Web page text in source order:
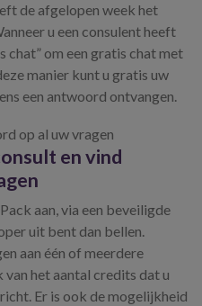
de afgelopen week het
u een consulent heeft
chat” om een gratis chat met
manier kunt u gratis uw
een antwoord ontvangen.
en vind
aan, via een beveiligde
uit bent dan bellen.
aan één of meerdere
het aantal credits dat u
Er is ook de mogelijkheid